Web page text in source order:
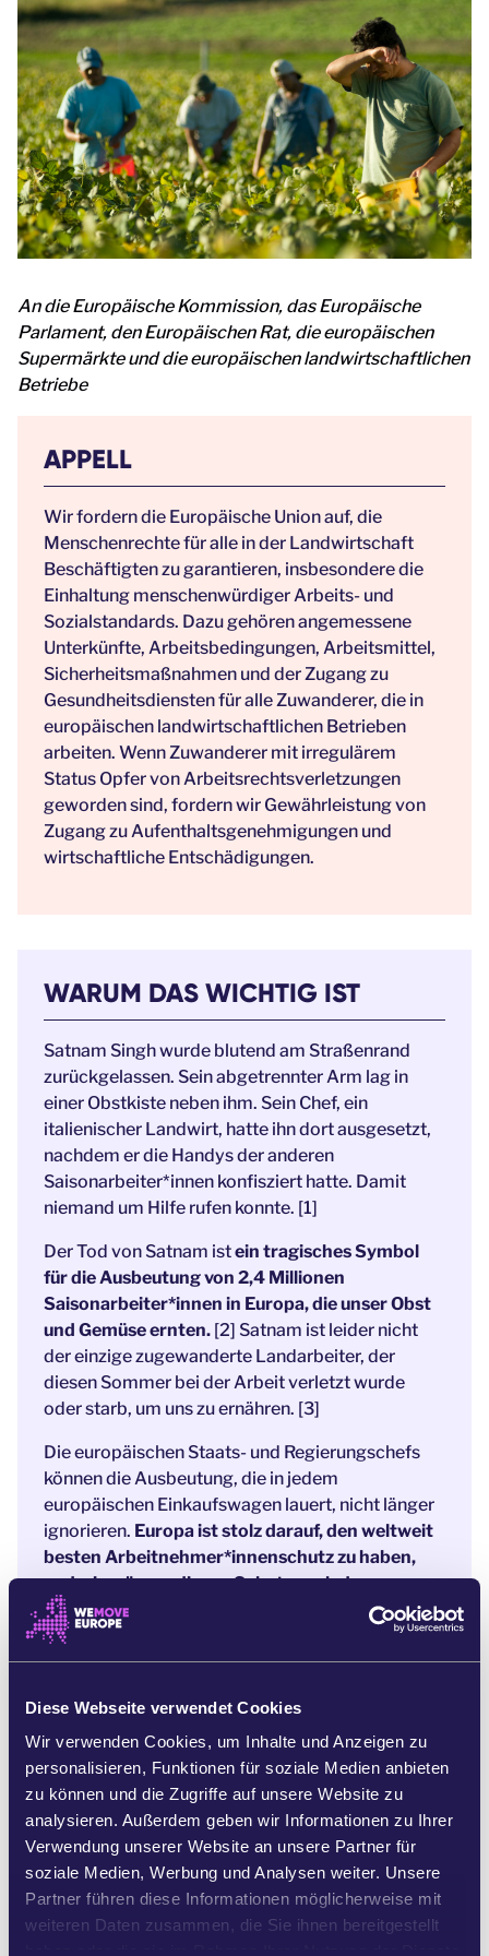
Diese Webseite verwendet Cookies
Wir verwenden Cookies, um Inhalte und Anzeigen zu
personalisieren, Funktionen für soziale Medien anbieten
zu können und die Zugriffe auf unsere Website zu
analysieren. Außerdem geben wir Informationen zu Ihrer
Verwendung unserer Website an unsere Partner für
soziale Medien, Werbung und Analysen weiter. Unsere
Partner führen diese Informationen möglicherweise mit
weiteren Daten zusammen, die Sie ihnen bereitgestellt
An die Europäische Kommission, das Europäische
Parlament, den Europäischen Rat, die europäischen
Supermärkte und die europäischen landwirtschaftlichen
Betriebe
APPELL
Wir fordern die Europäische Union auf, die
Menschenrechte für alle in der Landwirtschaft
Beschäftigten zu garantieren, insbesondere die
Einhaltung menschenwürdiger Arbeits- und
Sozialstandards. Dazu gehören angemessene
Unterkünfte, Arbeitsbedingungen, Arbeitsmittel,
Sicherheitsmaßnahmen und der Zugang zu
Gesundheitsdiensten für alle Zuwanderer, die in
europäischen landwirtschaftlichen Betrieben
arbeiten. Wenn Zuwanderer mit irregulärem
Status Opfer von Arbeitsrechtsverletzungen
geworden sind, fordern wir Gewährleistung von
Zugang zu Aufenthaltsgenehmigungen und
wirtschaftliche Entschädigungen.
WARUM DAS WICHTIG IST
Satnam Singh wurde blutend am Straßenrand
zurückgelassen. Sein abgetrennter Arm lag in
einer Obstkiste neben ihm. Sein Chef, ein
italienischer Landwirt, hatte ihn dort ausgesetzt,
nachdem er die Handys der anderen
Saisonarbeiter*innen konfisziert hatte. Damit
niemand um Hilfe rufen konnte. [1]
Der Tod von Satnam istein tragisches Symbol
für die Ausbeutung von 2,4 Millionen
Saisonarbeiter*innen in Europa, die unser Obst
und Gemüse ernten. [2] Satnam ist leider nicht
der einzige zugewanderte Landarbeiter, der
diesen Sommer bei der Arbeit verletzt wurde
oder starb, um uns zu ernähren. [3]
Die europäischen Staats- und Regierungschefs
können die Ausbeutung, die in jedem
europäischen Einkaufswagen lauert, nicht länger
ignorieren. Europa ist stolz darauf, den weltweit
besten Arbeitnehmer*innenschutz zu haben,
und wir müssen diesen Schutz auch denen
bieten, die uns ernähren.
landwirtschaftliche Praxis in Europa prägen.
derzeit noch über die Schwerpunkte entschieden
wird, ist es der perfekte Zeitpunkt, um
Aufmerksamkeit auf dieses Thema zu lenken und
sicherzustellen, dass diese unsichtbare, aber
wichtige Gruppe von Arbeitnehmer*innen nicht
ignoriert wird.
Lassen Sie Ihre Abgeordneten wissen, dass sie
diejenigen, die uns ernähren, mit Würde